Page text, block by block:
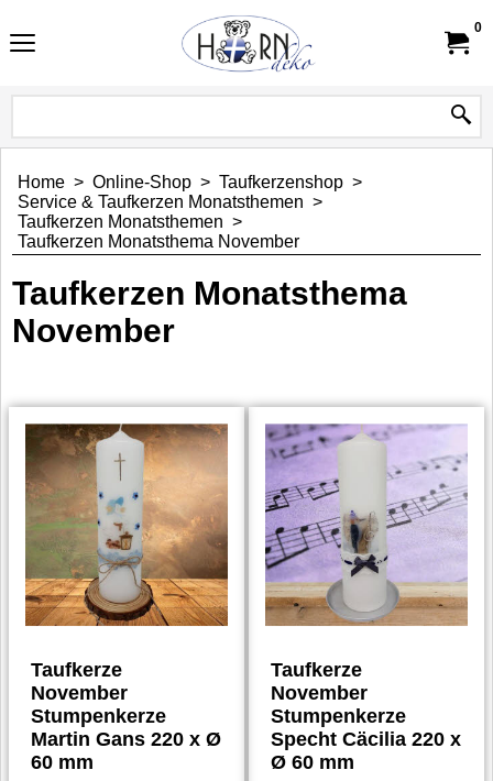
0
Home > Online-Shop > Taufkerzenshop >
Service & Taufkerzen Monatsthemen >
Taufkerzen Monatsthemen >
Taufkerzen Monatsthema November
Taufkerzen Monatsthema
November
Taufkerze
November
Stumpenkerze
Martin Gans 220 x Ø
60 mm
Taufkerze
November
Stumpenkerze
Specht Cäcilia 220 x
Ø 60 mm